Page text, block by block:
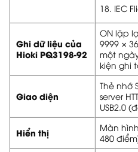
18. IEC
Ghi dữ liệu của
Hioki PQ3198-92
ON lặp
9999 ×
một
kiện ghi
Giao diện
Thẻ nhớ
server
USB2.0
Hiển thị
Màn
480